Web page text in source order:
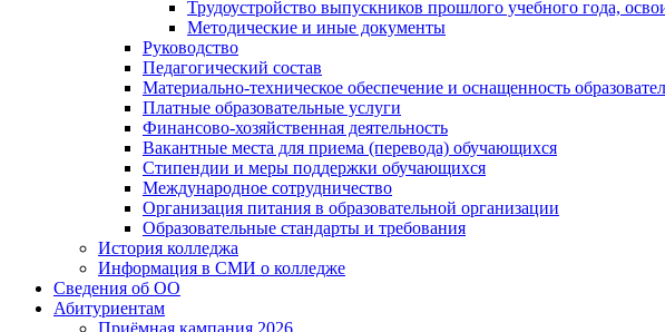
Трудоустройство выпускников прошлого учебного года,
Методические и иные документы
Руководство
Педагогический состав
Материально-техническое обеспечение и оснащенность
Платные образовательные услуги
Финансово-хозяйственная деятельность
Вакантные места для приема (перевода) обучающихся
Стипендии и меры поддержки обучающихся
Международное сотрудничество
Организация питания в образовательной организации
Образовательные стандарты и требования
История колледжа
Информация в СМИ о колледже
Сведения об ОО
Абитуриентам
Приёмная кампания 2026